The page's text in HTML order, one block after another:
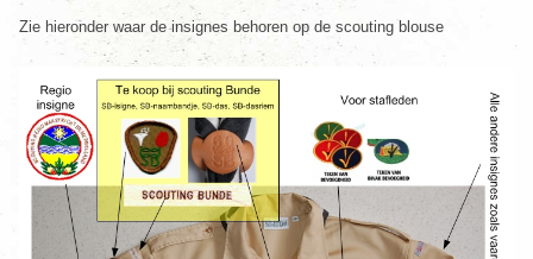
Zie hieronder waar de insignes behoren op de scouting blouse